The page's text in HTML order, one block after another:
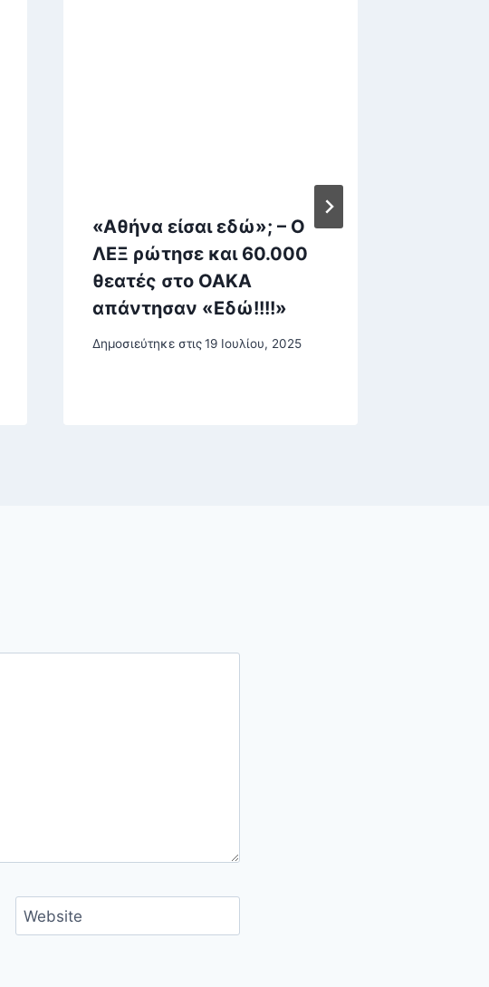
«Αθήνα είσαι εδώ»; – Ο
ΛΕΞ ρώτησε και 60.000
θεατές στο ΟΑΚΑ
απάντησαν «Εδώ!!!!»
Δημοσιεύτηκε στις 19 Ιουλίου, 2025
Website